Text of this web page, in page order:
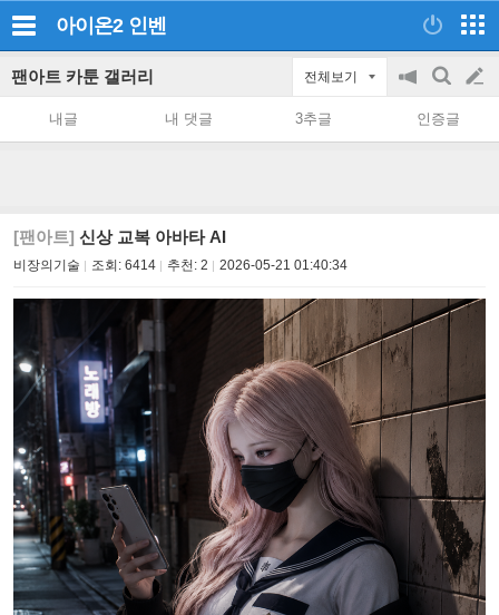
아이온2 인벤
팬아트 카툰 갤러리 전체보기
공
on/off
검
색
글
쓰
내글 내 댓글 3추글 인증글
[팬아트] 신상 교복 아바타 AI
비장의기술 조회: 6414 추천: 2 2026-05-21 01:40:34